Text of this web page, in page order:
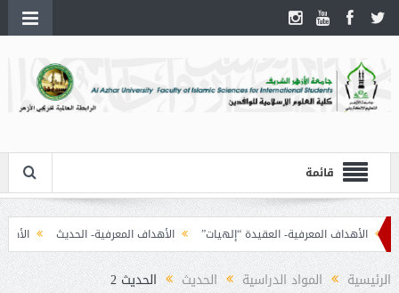
قائمة
الأهداف المعرفية- العقيدة “إلهيات” الأهداف المعرفية- الحديث الأهداف
الرئيسية المواد الدراسية الحديث الحديث 2